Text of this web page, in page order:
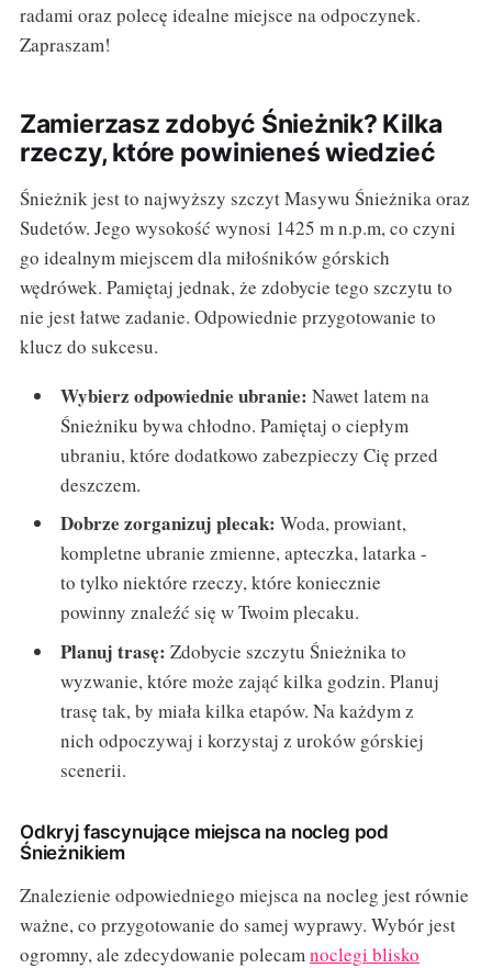
radami oraz polecę idealne miejsce na odpoczynek.
Zapraszam!
Zamierzasz zdobyć Śnieżnik? Kilka
rzeczy, które powinieneś wiedzieć
Śnieżnik jest to najwyższy szczyt Masywu Śnieżnika oraz
Sudetów. Jego wysokość wynosi 1425 m n.p.m, co czyni
go idealnym miejscem dla miłośników górskich
wędrówek. Pamiętaj jednak, że zdobycie tego szczytu to
nie jest łatwe zadanie. Odpowiednie przygotowanie to
klucz do sukcesu.
Wybierz odpowiednie ubranie: Nawet latem na
Śnieżniku bywa chłodno. Pamiętaj o ciepłym
ubraniu, które dodatkowo zabezpieczy Cię przed
deszczem.
Dobrze zorganizuj plecak: Woda, prowiant,
kompletne ubranie zmienne, apteczka, latarka -
to tylko niektóre rzeczy, które koniecznie
powinny znaleźć się w Twoim plecaku.
Planuj trasę: Zdobycie szczytu Śnieżnika to
wyzwanie, które może zająć kilka godzin. Planuj
trasę tak, by miała kilka etapów. Na każdym z
nich odpoczywaj i korzystaj z uroków górskiej
scenerii.
Odkryj fascynujące miejsca na nocleg pod
Śnieżnikiem
Znalezienie odpowiedniego miejsca na nocleg jest równie
ważne, co przygotowanie do samej wyprawy. Wybór jest
ogromny, ale zdecydowanie polecam noclegi blisko